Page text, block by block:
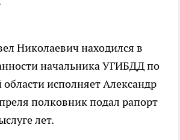
Николаевич находился в
начальника УГИБДД по
исполняет Александр
полковник подал рапорт
лет.